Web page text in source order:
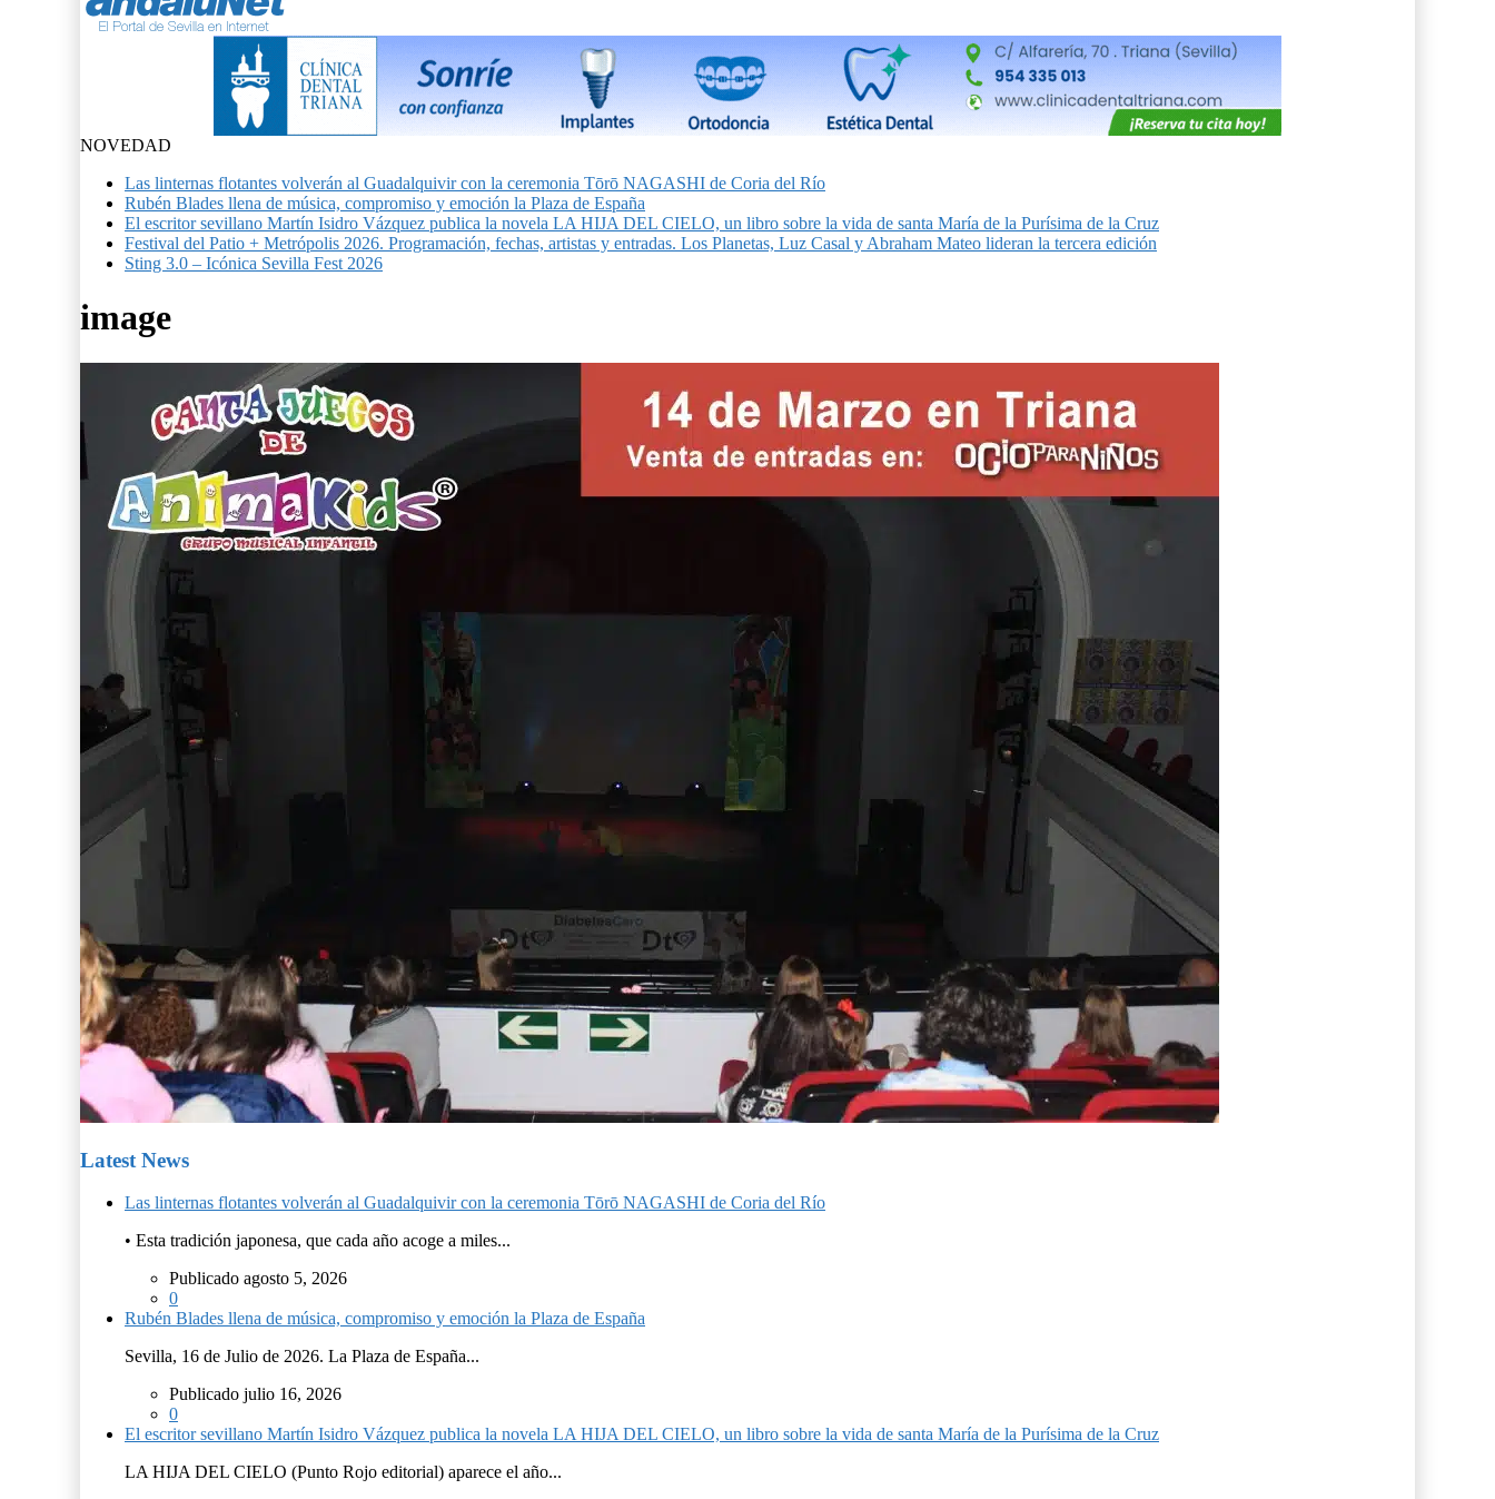
NOVEDAD
Las linternas flotantes volverán al Guadalquivir con la ceremonia Tōrō NAGASHI de Coria del Río
Rubén Blades llena de música, compromiso y emoción la Plaza de España
El escritor sevillano Martín Isidro Vázquez publica la novela LA HIJA DEL CIELO, un libro sobre la vida de santa María de la Purísima de la Cruz
Festival del Patio + Metrópolis 2026. Programación, fechas, artistas y entradas. Los Planetas, Luz Casal y Abraham Mateo lideran la tercera edición
Sting 3.0 – Icónica Sevilla Fest 2026
image
Latest News
Las linternas flotantes volverán al Guadalquivir con la ceremonia Tōrō NAGASHI de Coria del Río
• Esta tradición japonesa, que cada año acoge a miles...
Publicado agosto 5, 2026
0
Rubén Blades llena de música, compromiso y emoción la Plaza de España
Sevilla, 16 de Julio de 2026. La Plaza de España...
Publicado julio 16, 2026
0
El escritor sevillano Martín Isidro Vázquez publica la novela LA HIJA DEL CIELO, un libro sobre la vida de santa María de la Purísima de la Cruz
LA HIJA DEL CIELO (Punto Rojo editorial) aparece el año...